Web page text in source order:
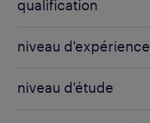
qualification
niveau d'expérience
niveau d'étude